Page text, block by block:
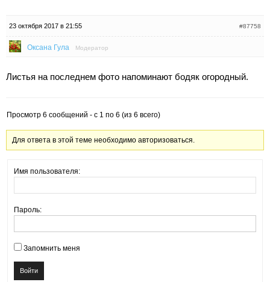
23 октября 2017 в 21:55 #87758
Оксана Гула Модератор
Листья на последнем фото напоминают бодяк огородный.
Просмотр 6 сообщений - с 1 по 6 (из 6 всего)
Для ответа в этой теме необходимо авторизоваться.
Имя пользователя:
Пароль:
Запомнить меня
Войти